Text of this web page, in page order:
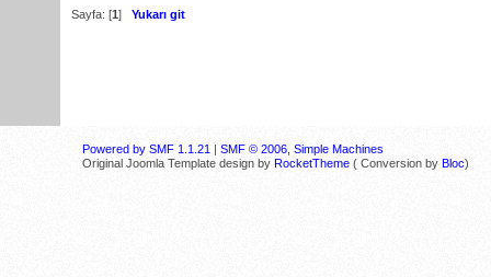
Sayfa: [1] Yukarı git
Powered by SMF 1.1.21 | SMF © 2006, Simple Machines
Original Joomla Template design by RocketTheme ( Conversion by Bloc)